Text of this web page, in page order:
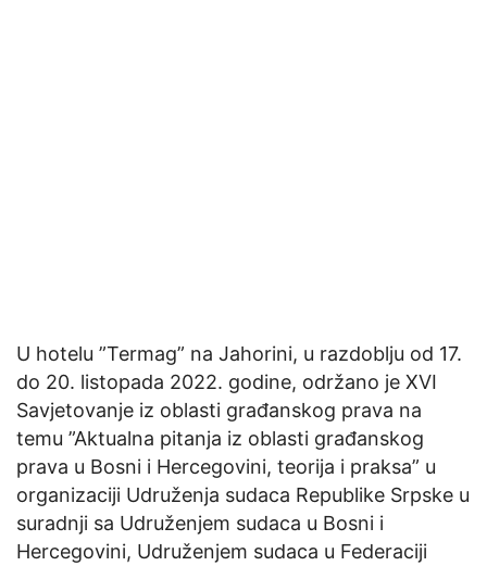
U hotelu ”Termag” na Jahorini, u razdoblju od 17.
do 20. listopada 2022. godine, održano je XVI
Savjetovanje iz oblasti građanskog prava na
temu ”Aktualna pitanja iz oblasti građanskog
prava u Bosni i Hercegovini, teorija i praksa” u
organizaciji Udruženja sudaca Republike Srpske u
suradnji sa Udruženjem sudaca u Bosni i
Hercegovini, Udruženjem sudaca u Federaciji